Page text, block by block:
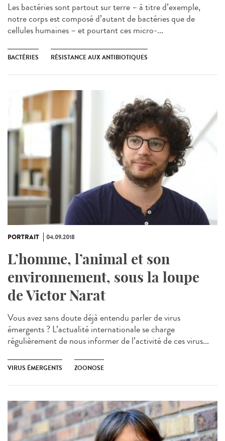
Les bactéries sont partout sur terre – à titre d’exemple,
notre corps est composé d’autant de bactéries que de
cellules humaines – et pourtant ces micro-...
BACTÉRIES RÉSISTANCE AUX ANTIBIOTIQUES
PORTRAIT 04.09.2018
L’homme, l’animal et son
environnement, sous la loupe
de Victor Narat
Vous avez sans doute déjà entendu parler de virus
émergents ? L’actualité internationale se charge
régulièrement de nous informer de l’activité de ces virus...
VIRUS ÉMERGENTS ZOONOSE